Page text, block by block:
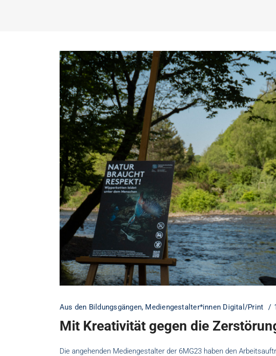
Aus den Bildungsgängen, Mediengestalter*innen Digital/Print
Mit Kreativität gegen die
Die angehenden Mediengestalter der 6MG23 haben den